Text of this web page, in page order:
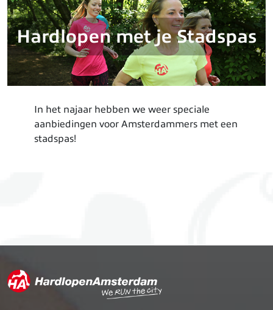
Hardlopen met je Stadspas
In het najaar hebben we weer speciale
aanbiedingen voor Amsterdammers met een
stadspas!